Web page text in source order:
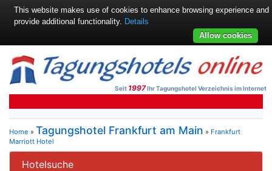
Seit 1997Ihr Tagungshotel Verzeichnis im Internet
Home » Tagungshotel Frankfurt am Main » Frankfurt
Marriott Hotel
Hotelsuche
This website makes use of cookies to enhance browsing experience and
provide additional functionality. Details
Allow cookies